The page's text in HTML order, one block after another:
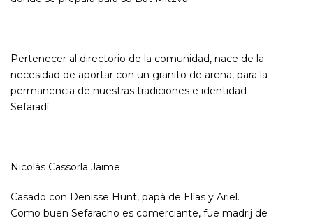
Pertenecer al directorio de la comunidad, nace de la
necesidad de aportar con un granito de arena, para la
permanencia de nuestras tradiciones e identidad
Sefaradí.
Nicolás Cassorla Jaime
Casado con Denisse Hunt, papá de Elías y Ariel.
Como buen Sefaracho es comerciante, fue madrij de